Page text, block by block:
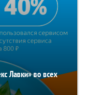
Лавки» во всех